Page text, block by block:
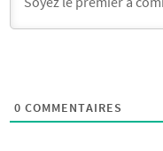
0 COMMENTAIRES